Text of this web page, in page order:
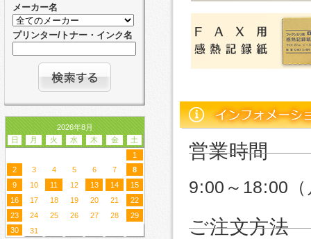
メーカー名
プリンター/トナー・インク名
2026年8月
日
月 火 水 木 金
土
1
2
3 4 5 6 7
8
9
10 11 12 13 14
15
16
17 18 19 20 21
22
23
24 25 26 27 28
29
30
31
営業時間
9:00～18:00
ご注文方法